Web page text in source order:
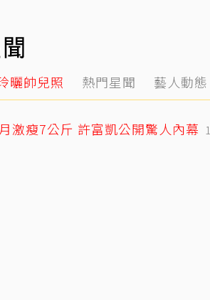
曬帥兒照 熱門星聞 藝人動態
激瘦7公斤 許富凱公開驚人內幕